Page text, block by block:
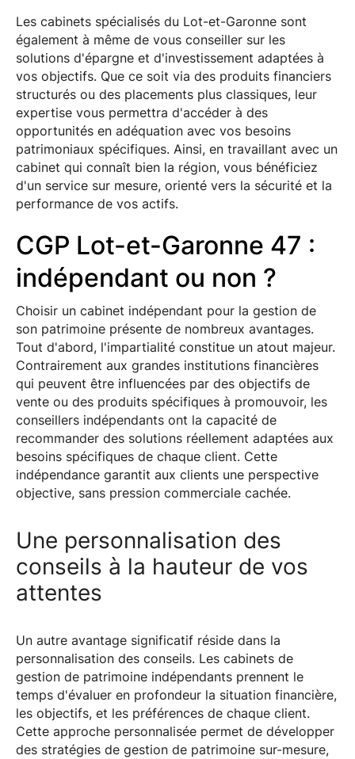
Les cabinets spécialisés du Lot-et-Garonne sont
également à même de vous conseiller sur les
solutions d'épargne et d'investissement adaptées à
vos objectifs. Que ce soit via des produits financiers
structurés ou des placements plus classiques, leur
expertise vous permettra d'accéder à des
opportunités en adéquation avec vos besoins
patrimoniaux spécifiques. Ainsi, en travaillant avec un
cabinet qui connaît bien la région, vous bénéficiez
d'un service sur mesure, orienté vers la sécurité et la
performance de vos actifs.
CGP Lot-et-Garonne 47 :
indépendant ou non ?
Choisir un cabinet indépendant pour la gestion de
son patrimoine présente de nombreux avantages.
Tout d'abord, l'impartialité constitue un atout majeur.
Contrairement aux grandes institutions financières
qui peuvent être influencées par des objectifs de
vente ou des produits spécifiques à promouvoir, les
conseillers indépendants ont la capacité de
recommander des solutions réellement adaptées aux
besoins spécifiques de chaque client. Cette
indépendance garantit aux clients une perspective
objective, sans pression commerciale cachée.
Une personnalisation des
conseils à la hauteur de vos
attentes
Un autre avantage significatif réside dans la
personnalisation des conseils. Les cabinets de
gestion de patrimoine indépendants prennent le
temps d'évaluer en profondeur la situation financière,
les objectifs, et les préférences de chaque client.
Cette approche personnalisée permet de développer
des stratégies de gestion de patrimoine sur-mesure,